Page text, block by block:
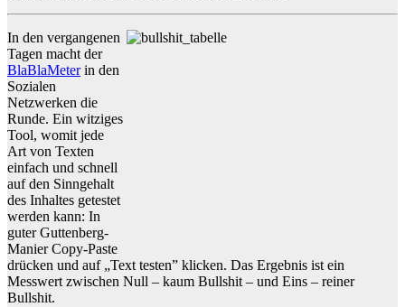
In den vergangenen
Tagen macht der
BlaBlaMeterin den
Sozialen
Netzwerken die
Runde. Ein witziges
Tool, womit jede
Art von Texten
einfach und schnell
auf den Sinngehalt
des Inhaltes getestet
werden kann: In
guter Guttenberg-
Manier Copy-Paste
drücken und auf „Text testen” klicken. Das Ergebnis ist ein
Messwert zwischen Null – kaum Bullshit – und Eins – reiner
Bullshit.